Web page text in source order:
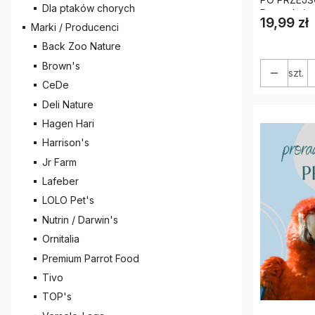
Dla ptaków chorych
Marki / Producenci
Back Zoo Nature
Brown's
CeDe
Deli Nature
Hagen Hari
Harrison's
Jr Farm
Lafeber
LOLO Pet's
Nutrin / Darwin's
Ornitalia
Premium Parrot Food
Tivo
TOP's
Cena
19,99 zł
szt.